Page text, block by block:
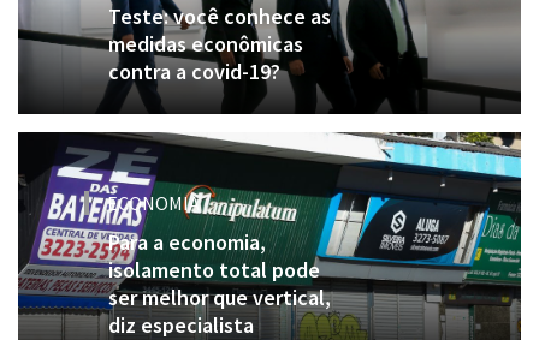
Teste: você conhece as
medidas econômicas
contra a covid-19?
ECONOMIA
Para a economia,
isolamento total pode
ser melhor que vertical,
diz especialista